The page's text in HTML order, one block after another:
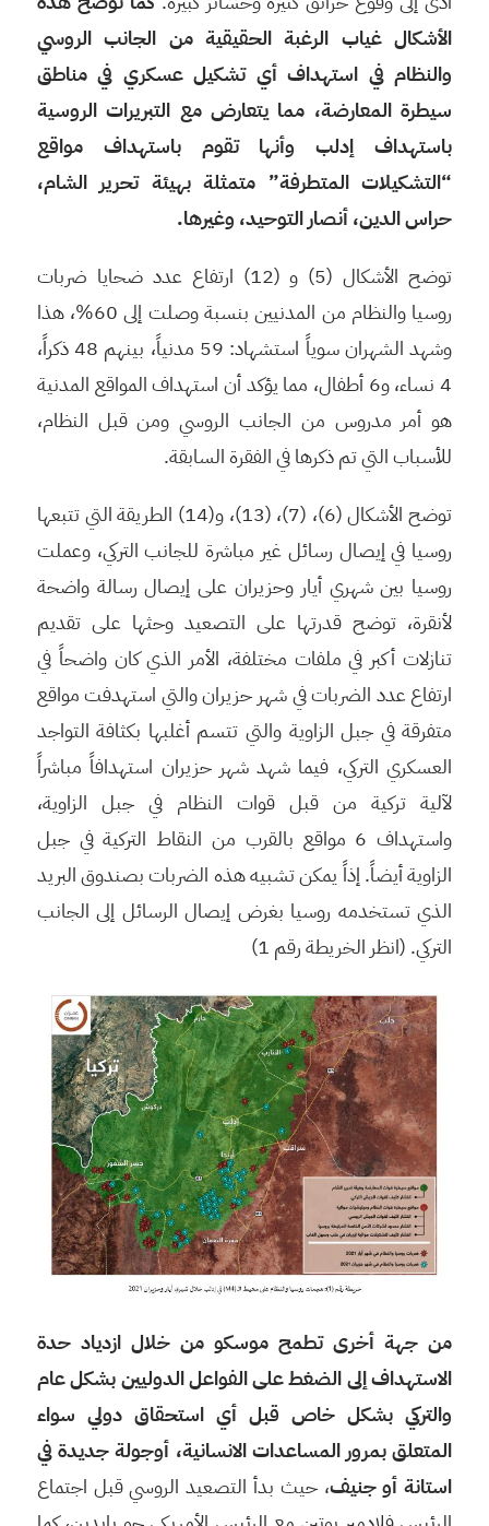
الأشكال غياب الرغبة الحقيقية من الجانب الروسي
والنظام في استهداف أي تشكيل عسكري في مناطق
سيطرة المعارضة، مما يتعارض مع التبريرات الروسية
باستهداف إدلب وأنها تقوم باستهداف مواقع
“التشكيلات المتطرفة” متمثلة بهيئة تحرير الشام،
حراس الدين، أنصار التوحيد، وغيرها.
توضح الأشكال (5) و (12) ارتفاع عدد ضحايا ضربات
روسيا والنظام من المدنيين بنسبة وصلت إلى 60%، هذا
وشهد الشهران سوياً استشهاد: 59 مدنياً، بينهم 48 ذكراً،
4 نساء، و6 أطفال، مما يؤكد أن استهداف المواقع المدنية
هو أمر مدروس من الجانب الروسي ومن قبل النظام،
للأسباب التي تم ذكرها في الفقرة السابقة.
توضح الأشكال (6)، (7)، (13)، و(14) الطريقة التي تتبعها
روسيا في إيصال رسائل غير مباشرة للجانب التركي، وعملت
روسيا بين شهري أيار وحزيران على إيصال رسالة واضحة
لأنقرة، توضح قدرتها على التصعيد وحثها على تقديم
تنازلات أكبر في ملفات مختلفة، الأمر الذي كان واضحاً في
ارتفاع عدد الضربات في شهر حزيران والتي استهدفت مواقع
متفرقة في جبل الزاوية والتي تتسم أغلبها بكثافة التواجد
العسكري التركي، فيما شهد شهر حزيران استهدافاً مباشراً
لآلية تركية من قبل قوات النظام في جبل الزاوية،
واستهداف 6 مواقع بالقرب من النقاط التركية في جبل
الزاوية أيضاً. إذاً يمكن تشبيه هذه الضربات بصندوق البريد
الذي تستخدمه روسيا بغرض إيصال الرسائل إلى الجانب
التركي. (انظر الخريطة رقم 1)
من جهة أخرى تطمح موسكو من خلال ازدياد حدة
الاستهداف إلى الضغط على الفواعل الدوليين بشكل عام
والتركي بشكل خاص قبل أي استحقاق دولي سواء
المتعلق بمرور المساعدات الانسانية، أوجولة جديدة في
استانة أو جنيف، حيث بدأ التصعيد الروسي قبل اجتماع